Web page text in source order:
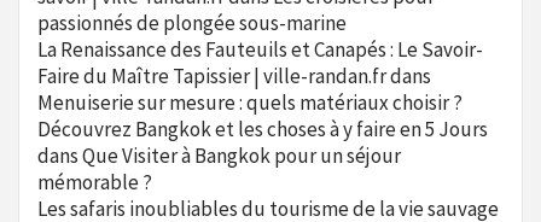
passionnés de plongée sous-marine
La Renaissance des Fauteuils et Canapés : Le Savoir-
Faire du Maître Tapissier | ville-randan.frdans
Menuiserie sur mesure : quels matériaux choisir ?
Découvrez Bangkok et les choses à y faire en 5 Jours
dansQue Visiter à Bangkok pour un séjour
mémorable ?
Les safaris inoubliables du tourisme de la vie sauvage